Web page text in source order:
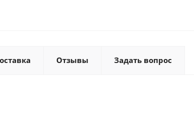
Отзывы Задать вопрос